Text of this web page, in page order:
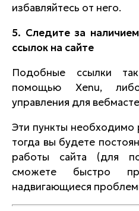
избавляйтесь от него.
5. Следите за
ссылок на сайте
Подобные ссылки
помощью Xenu,
управления для
Эти пункты необходимо
тогда вы будете
работы сайта (для
сможете быстро
надвигающиеся